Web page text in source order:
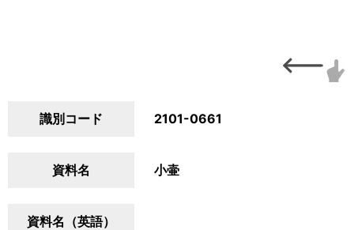
識別コード 2101-0661
資料名 小壷
資料名（英語）